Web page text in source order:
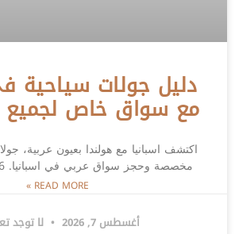
دليل جولات سياحية
مع سواق خاص لجميع
اكتشف اسبانيا مع هولندا بعيون عربية،
مخصصة وحجز سواق عربي في اسبانيا. 0031638154776
READ MORE »
أغسطس 7, 2026 لا توجد